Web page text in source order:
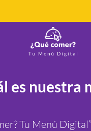
es nuestra
Tu Menú